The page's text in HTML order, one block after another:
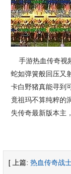
手游热血传奇视
蛇如弹簧般回压又
卡白野猪真能寻到
竟祖玛不算纯粹的
失传奇最新版本主
[ 上篇: 热血传奇战